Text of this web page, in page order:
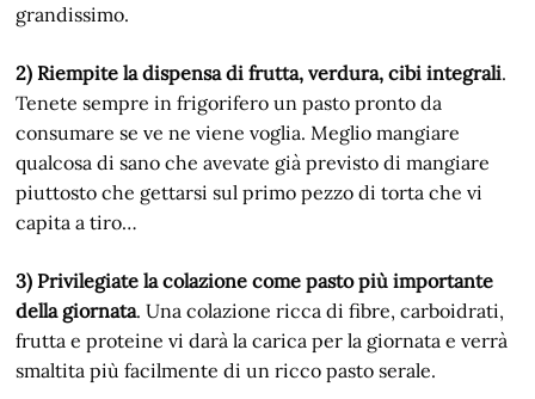
grandissimo.
2) Riempite la dispensa di frutta, verdura, cibi integrali.
Tenete sempre in frigorifero un pasto pronto da
consumare se ve ne viene voglia. Meglio mangiare
qualcosa di sano che avevate già previsto di mangiare
piuttosto che gettarsi sul primo pezzo di torta che vi
capita a tiro…
3) Privilegiate la colazione come pasto più importante
della giornata. Una colazione ricca di fibre, carboidrati,
frutta e proteine vi darà la carica per la giornata e verrà
smaltita più facilmente di un ricco pasto serale.